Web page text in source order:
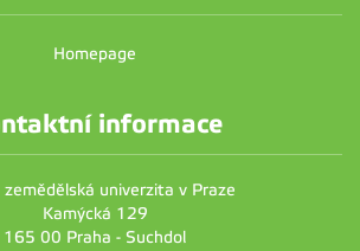
Homepage
informace
zemědělská univerzita v Praze
Kamýcká 129
165 00 Praha - Suchdol